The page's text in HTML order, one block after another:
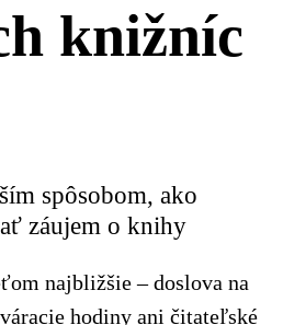
knižníc
spôsobom, ako
záujem o knihy
najbližšie – doslova na
hodiny ani čitateľské